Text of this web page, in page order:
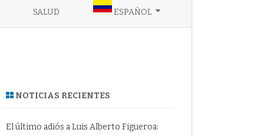
SALUD ESPAÑOL
NOTICIAS RECIENTES
El último adiós a Luis Alberto Figueroa: